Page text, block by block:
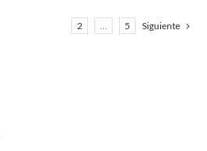
2 … 5 Siguiente